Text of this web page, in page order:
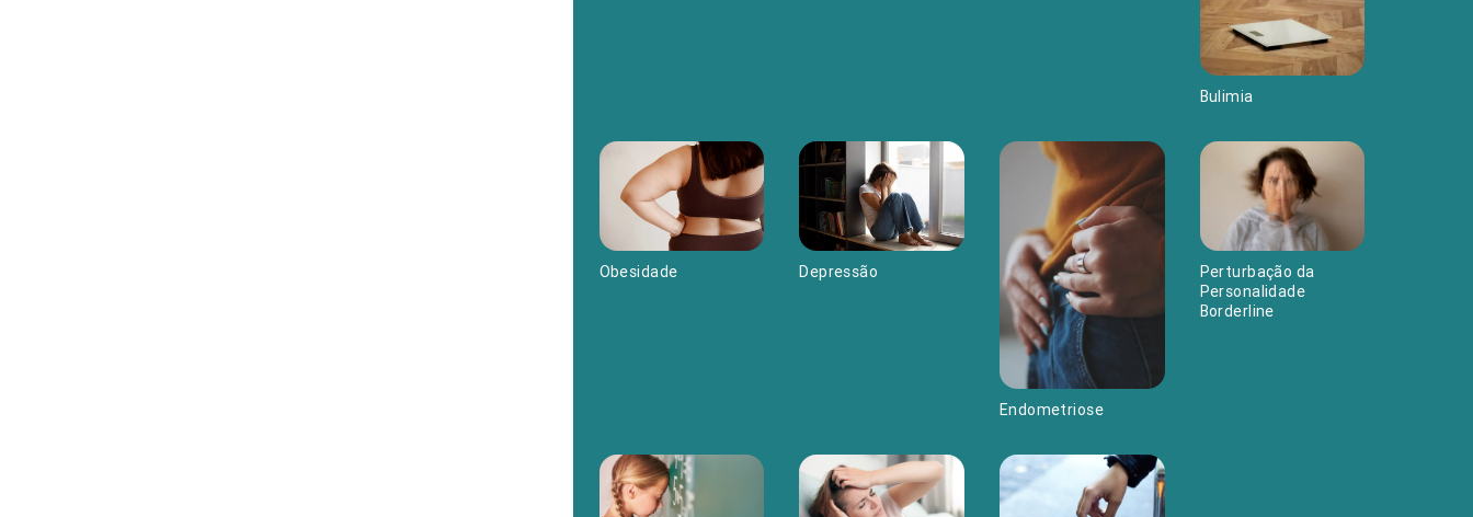
Bulimia
Obesidade Depressão
Endometriose
Perturbação da
Personalidade
Borderline